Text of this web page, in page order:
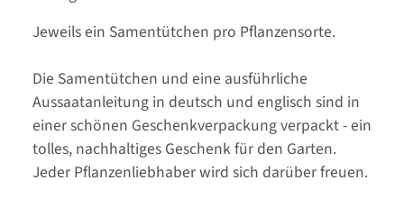
Jeweils ein Samentütchen pro Pflanzensorte.
Die Samentütchen und eine ausführliche
Aussaatanleitung in deutsch und englisch sind in
einer schönen Geschenkverpackung verpackt - ein
tolles, nachhaltiges Geschenk für den Garten.
Jeder Pflanzenliebhaber wird sich darüber freuen.